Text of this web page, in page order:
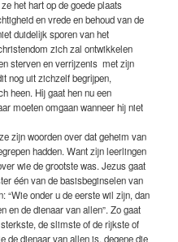
het hart op de goede plaats
en vrede en behoud van de
duidelijk sporen van het
zich zal ontwikkelen
sterven en verrijzenis met zijn
nog uit zichzelf begrijpen,
heen. Hij gaat hen nu een
moeten omgaan wanneer hij niet
zijn woorden over dat geheim van
hadden. Want zijn leerlingen
wie de grootste was. Jezus gaat
één van de basisbeginselen van
“Wie onder u de eerste wil zijn, dan
en de dienaar van allen”. Zo gaat
de slimste of de rijkste of
de dienaar van allen is, degene die